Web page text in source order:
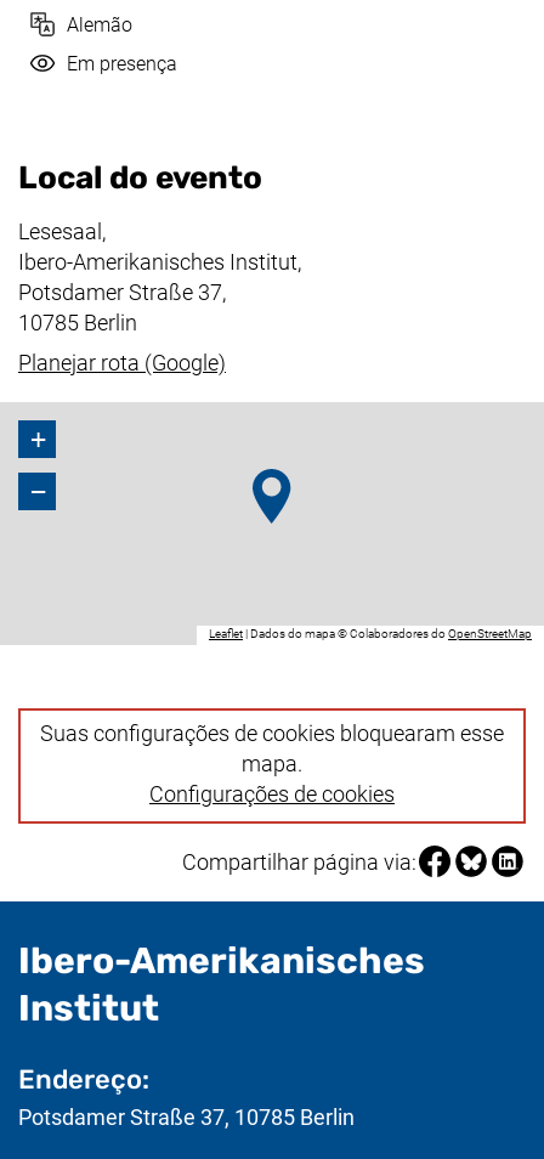
Idioma
Alemão
Realização
Em presença
Local do evento
Lesesaal,
Ibero-Amerikanisches Institut,
Potsdamer Straße 37,
10785 Berlin
Planejar rota (Google)
+
−
Leaflet(link externo, abre uma nova janela).
Dados do mapa © Colaboradores doOpenStreetMap
Suas configurações de cookies bloquearam esse
mapa.
Configurações de cookies
Compartilhar página via:
Ibero-Amerikanisches
Institut- Informações úteis
Endereço:
Potsdamer Straße 37, 10785 Berlin